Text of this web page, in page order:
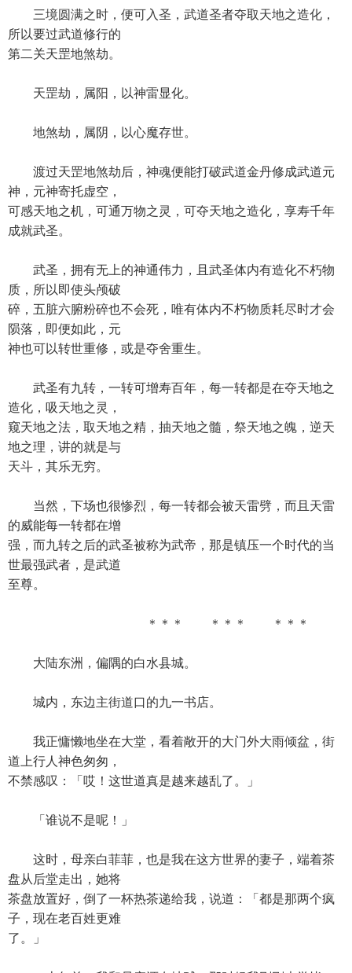
三境圆满之时，便可入圣，武道圣者夺取天地之造化，
所以要过武道修行的
第二关天罡地煞劫。
天罡劫，属阳，以神雷显化。
地煞劫，属阴，以心魔存世。
渡过天罡地煞劫后，神魂便能打破武道金丹修成武道元
神，元神寄托虚空，
可感天地之机，可通万物之灵，可夺天地之造化，享寿千年
成就武圣。
武圣，拥有无上的神通伟力，且武圣体内有造化不朽物
质，所以即使头颅破
碎，五脏六腑粉碎也不会死，唯有体内不朽物质耗尽时才会
陨落，即便如此，元
神也可以转世重修，或是夺舍重生。
武圣有九转，一转可增寿百年，每一转都是在夺天地之
造化，吸天地之灵，
窥天地之法，取天地之精，抽天地之髓，祭天地之魄，逆天
地之理，讲的就是与
天斗，其乐无穷。
当然，下场也很惨烈，每一转都会被天雷劈，而且天雷
的威能每一转都在增
强，而九转之后的武圣被称为武帝，那是镇压一个时代的当
世最强武者，是武道
至尊。
＊＊＊ ＊＊＊ ＊＊＊
大陆东洲，偏隅的白水县城。
城内，东边主街道口的九一书店。
我正慵懒地坐在大堂，看着敞开的大门外大雨倾盆，街
道上行人神色匆匆，
不禁感叹：「哎！这世道真是越来越乱了。」
「谁说不是呢！」
这时，母亲白菲菲，也是我在这方世界的妻子，端着茶
盘从后堂走出，她将
茶盘放置好，倒了一杯热茶递给我，说道：「都是那两个疯
子，现在老百姓更难
了。」